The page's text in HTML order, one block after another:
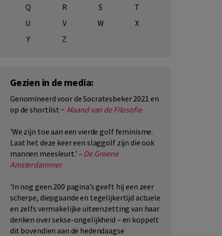
Q
R S
T
U
V W
X
Y
Z
Gezien in de media:
Genomineerd voor de Socratesbeker 2021 en
op de shortlist − Maand van de Filosofie
'We zijn toe aan een vierde golf feminisme.
Laat het deze keer een slaggolf zijn die ook
mannen meesleurt.' – De Groene
Amsterdammer
'In nog geen 200 pagina’s geeft hij een zeer
scherpe, diepgaande en tegelijkertijd actuele
en zelfs vermakelijke uiteenzetting van haar
denken over sekse-ongelijkheid – en koppelt
dit bovendien aan de hedendaagse